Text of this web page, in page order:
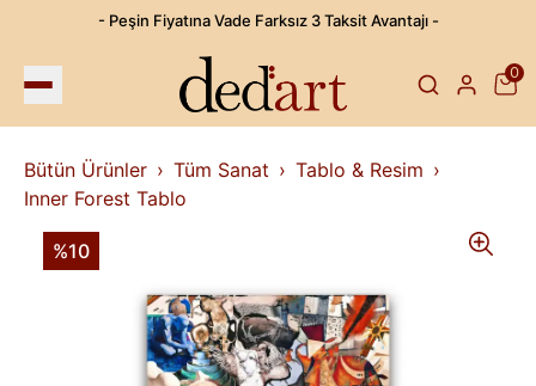
- Peşin Fiyatına Vade Farksız 3 Taksit Avantajı -
0
Bütün Ürünler Tüm Sanat
Tablo & Resim
Inner Forest Tablo
%10